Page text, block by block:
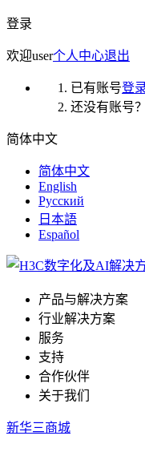
登录
欢迎user个人中心退出
已有账号登
还没有账号？
简体中文
简体中文
English
Русский
日本語
Español
产品与解决方案
行业解决方案
服务
支持
合作伙伴
关于我们
新华三商城